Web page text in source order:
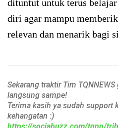
dituntut untuk terus
diri agar mampu
relevan dan menarik bagi
Sekarang traktir Tim
langsung sampe!
Terima kasih ya sudah support
kehangatan :)
https://sociabuzz.com/tqnn/